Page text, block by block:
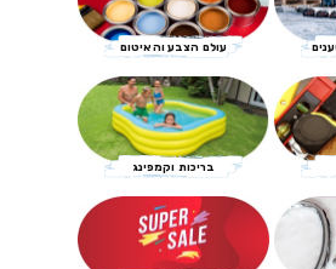
בריכות וקמפינג
עולם הצבע והאיטום